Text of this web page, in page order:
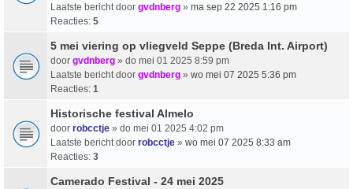
Laatste bericht door gvdnberg » ma sep 22 2025 1:16 pm
Reacties: 5
5 mei viering op vliegveld Seppe (Breda Int. Airport)
door gvdnberg » do mei 01 2025 8:59 pm
Laatste bericht door gvdnberg » wo mei 07 2025 5:36 pm
Reacties: 1
Historische festival Almelo
door robcctje » do mei 01 2025 4:02 pm
Laatste bericht door robcctje » wo mei 07 2025 8:33 am
Reacties: 3
Camerado Festival - 24 mei 2025